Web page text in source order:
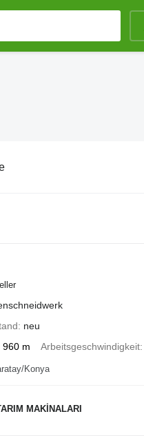
neu
960 m Arbeitsgeschwindigkeit
Konya
MAKİNALARI